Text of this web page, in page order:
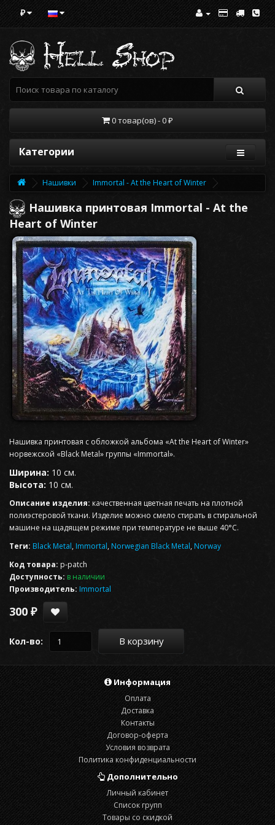
₽
0 товар(ов) - 0 ₽
Категории
Нашивки Immortal - At the Heart of Winter
Нашивка принтовая Immortal - At the
Heart of Winter
Нашивка принтовая с обложкой альбома «At the Heart of Winter»
норвежской «Black Metal» группы «Immortal».
Ширина: 10 см.
Высота: 10 см.
Описание изделия: качественная цветная печать на плотной
полиэстеровой ткани. Изделие можно смело стирать в стиральной
машине на щадящем режиме при температуре не выше 40°С.
Теги: Black Metal,Immortal,Norwegian Black Metal, Norway
Код товара: p-patch
Доступность: в наличии
Производитель: Immortal
300 ₽
Кол-во: В корзину
Информация
Оплата
Доставка
Контакты
Договор-оферта
Условия возврата
Политика конфиденциальности
Дополнительно
Личный кабинет
Список групп
Товары со скидкой